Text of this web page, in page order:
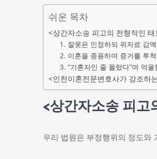
쉬운 목차
<상간자소송 피고의 전형적인
1. 잘못은 인정하되 위자료 감
2. 이혼을 종용하며 증거를 투
3. “기혼자인 줄 몰랐다”며 억
<인천이혼전문변호사가 강조하는
<상간자소송 피고
우리 법원은 부정행위의 정도와